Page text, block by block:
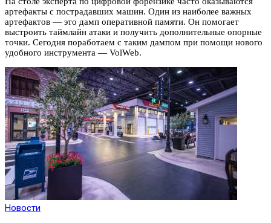
артефакты с пострадавших машин. Один из наиболее важных
артефактов — это дамп оперативной памяти. Он помогает
выстроить таймлайн атаки и получить дополнительные опорные
точки. Сегодня поработаем с таким дампом при помощи нового
удобного инструмента — VolWeb.
Новости